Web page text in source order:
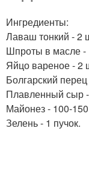
Ингредиенты:
Лаваш тонкий - 2
Шпроты в масле -
Яйцо вареное - 2
Болгарский
Плавленный сыр
Майонез - 100-
Зелень - 1 пучок.